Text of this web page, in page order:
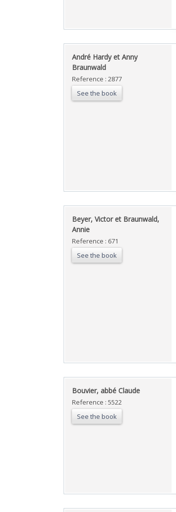
‎André Hardy et Anny
Braunwald‎
Reference : 2877
See the book
‎Beyer, Victor et Braunwald,
Annie‎
Reference : 671
See the book
‎Bouvier, abbé Claude‎
Reference : 5522
See the book